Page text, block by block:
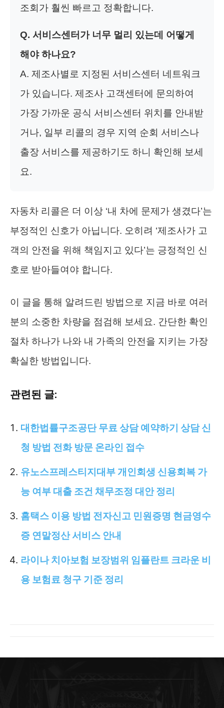
조회가 훨씬 빠르고 정확합니다.
Q. 서비스센터가 너무 멀리 있는데 어떻게
해야 하나요?
A. 제조사별로 지정된 서비스센터 네트워크
가 있습니다. 제조사 고객센터에 문의하여
가장 가까운 공식 서비스센터 위치를 안내받
거나, 일부 리콜의 경우 지역 순회 서비스나
출장 서비스를 제공하기도 하니 확인해 보세
요.
자동차 리콜은 더 이상 ‘내 차에 문제가 생겼다’는
부정적인 신호가 아닙니다. 오히려 ‘제조사가 고
객의 안전을 위해 책임지고 있다’는 긍정적인 신
호로 받아들여야 합니다.
이 글을 통해 알려드린 방법으로 지금 바로 여러
분의 소중한 차량을 점검해 보세요. 간단한 확인
절차 하나가 나와 내 가족의 안전을 지키는 가장
확실한 방법입니다.
관련된 글:
대한법률구조공단 무료 상담 예약하기 상담 신
청 방법 전화 방문 온라인 접수
유노스프레스티지대부 개인회생 신용회복 가
능 여부 대출 조건 채무조정 대안 정리
홈택스 이용 방법 전자신고 민원증명 현금영수
증 연말정산 서비스 안내
라이나 치아보험 보장범위 임플란트 크라운 비
용 보험료 청구 기준 정리